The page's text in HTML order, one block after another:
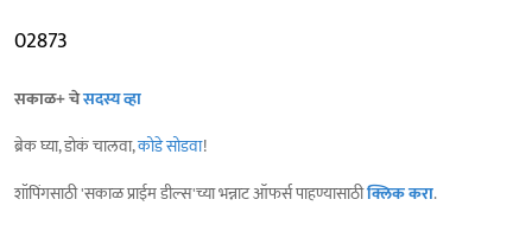
02873
सकाळ+ चेसदस्य व्हा
ब्रेक घ्या, डोकं चालवा,कोडे सोडवा!
शॉपिंगसाठी 'सकाळ प्राईम डील्स'च्या भन्नाट ऑफर्स पाहण्यासाठीक्लिक करा.